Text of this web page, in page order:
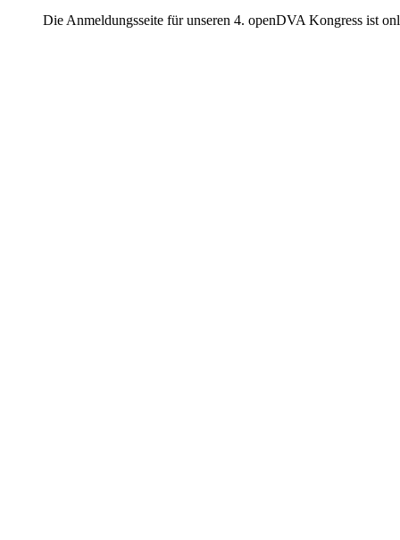
Die Anmeldungsseite für unseren 4. openDVA Kongress ist